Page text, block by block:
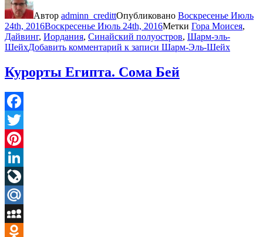
Автор adminn_credittОпубликовано Воскресенье Июль
24th, 2016Воскресенье Июль 24th, 2016Метки Гора Моисея,
Дайвинг, Иордания, Синайский полуостров, Шарм-эль-
ШейхДобавить комментарий к записи Шарм-Эль-Шейх
Курорты Египта. Сома Бей
Facebook
Twitter
Pinterest
LinkedIn
LiveJournal
Mail.Ru
MySpace